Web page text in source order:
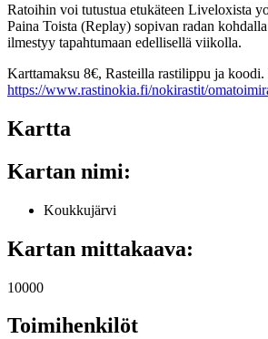
Ratoihin voi tutustua etukäteen Liveloxista
Paina Toista (Replay) sopivan radan
ilmestyy tapahtumaan edellisellä viikolla.
Karttamaksu 8€, Rasteilla rastilippu ja
https://www.rastinokia.fi/nokirastit/
Kartta
Kartan nimi:
Koukkujärvi
Kartan mittakaava:
10000
Toimihenkilöt